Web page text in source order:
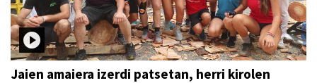
Jaien amaiera izerdi patsetan, herri kirolen